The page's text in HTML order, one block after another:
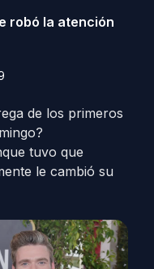
robó la atención
de los primeros
tuvo que
le cambió su